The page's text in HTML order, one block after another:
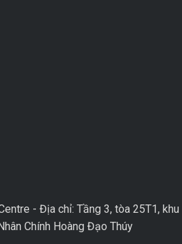
- Địa chỉ: Tầng 3, tòa 25T1, khu
Chính Hoàng Đạo Thúy